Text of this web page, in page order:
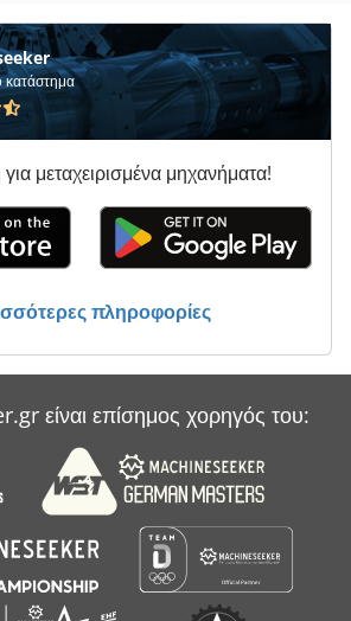
μεταχειρισμένα μηχανήματα!
πληροφορίες
είναι επίσημος χορηγός του: